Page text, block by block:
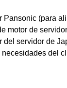
(para
motor de
del servidor de
del